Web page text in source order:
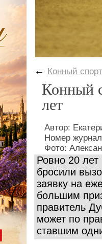
← Конный спорт
Конный
лет
Автор:
Номер
Фото:
Ровно 20
бросили
заявку на
большим
правитель
может по
ставшим